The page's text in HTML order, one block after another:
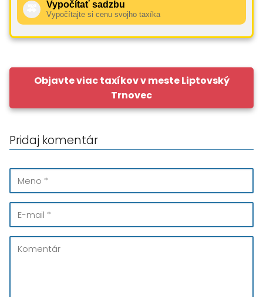
Vypočítať sadzbu
Vypočítajte si cenu svojho taxíka
Objavte viac taxíkov v meste Liptovský
Trnovec
Pridaj komentár